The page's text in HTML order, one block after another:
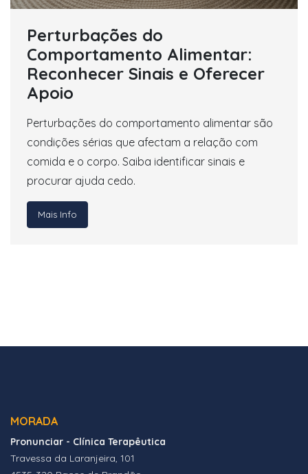
Perturbações do
Comportamento Alimentar:
Reconhecer Sinais e Oferecer
Apoio
Perturbações do comportamento alimentar são
condições sérias que afectam a relação com
comida e o corpo. Saiba identificar sinais e
procurar ajuda cedo.
Mais Info
MORADA
Pronunciar - Clínica Terapêutica
Travessa da Laranjeira, 101